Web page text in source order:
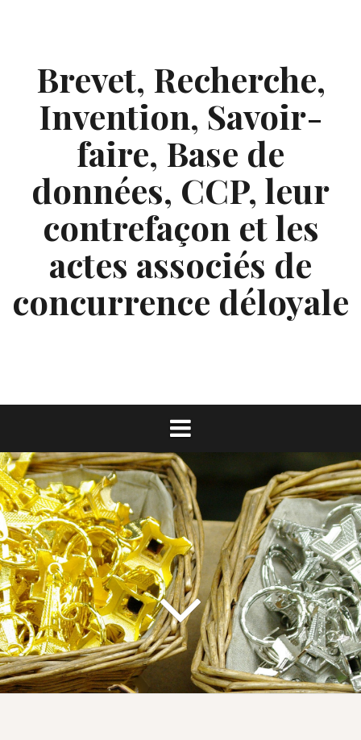
Brevet, Recherche,
Invention, Savoir-
faire, Base de
données, CCP, leur
contrefaçon et les
actes associés de
concurrence déloyale